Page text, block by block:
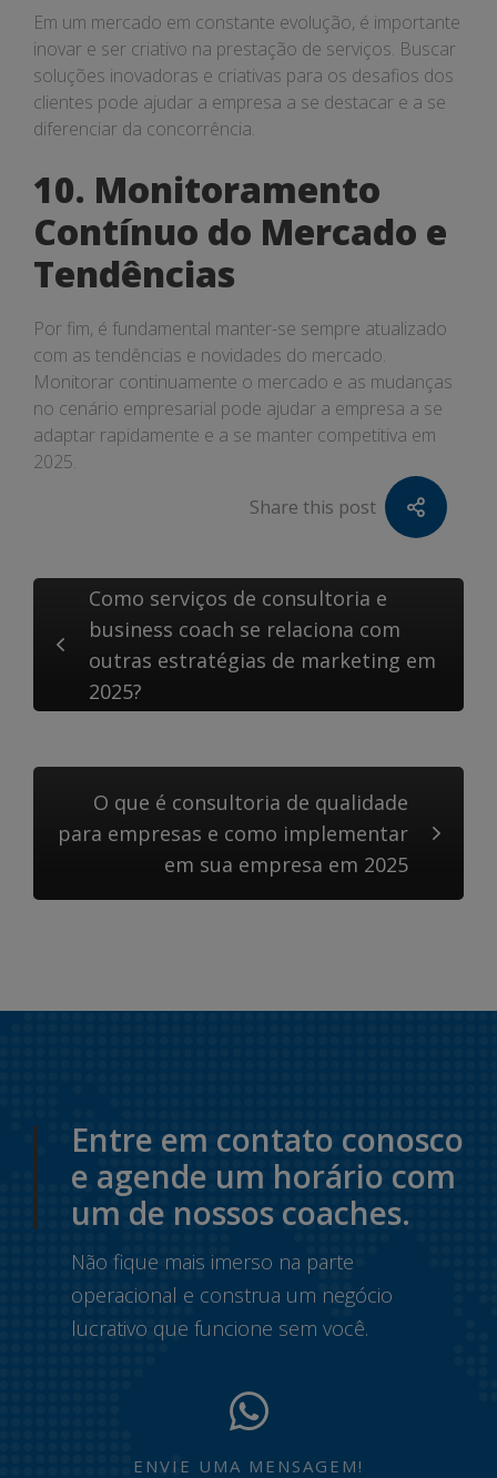
Em um mercado em constante evolução, é importante
inovar e ser criativo na prestação de serviços. Buscar
soluções inovadoras e criativas para os desafios dos
clientes pode ajudar a empresa a se destacar e a se
diferenciar da concorrência.
10. Monitoramento
Contínuo do Mercado e
Tendências
Por fim, é fundamental manter-se sempre atualizado
com as tendências e novidades do mercado.
Monitorar continuamente o mercado e as mudanças
no cenário empresarial pode ajudar a empresa a se
adaptar rapidamente e a se manter competitiva em
2025.
Share this post
Como serviços de consultoria e
business coach se relaciona com
outras estratégias de marketing em
2025?
O que é consultoria de qualidade
para empresas e como implementar
em sua empresa em 2025
Entre em contato conosco
e agende um horário com
um de nossos coaches.
Não fique mais imerso na parte
operacional e construa um negócio
lucrativo que funcione sem você.
ENVIE UMA MENSAGEM!